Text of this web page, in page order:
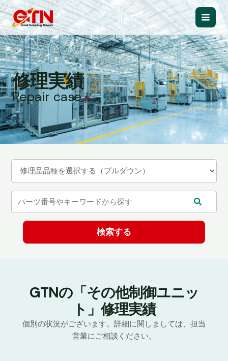
内
容
を
ス
キ
ッ
プ
Main
修理実績
Repair case
GTNの「その他制御ユニッ
ト」修理実績
個別の状況がございます。詳細に関しましては、担当
営業にご相談ください。